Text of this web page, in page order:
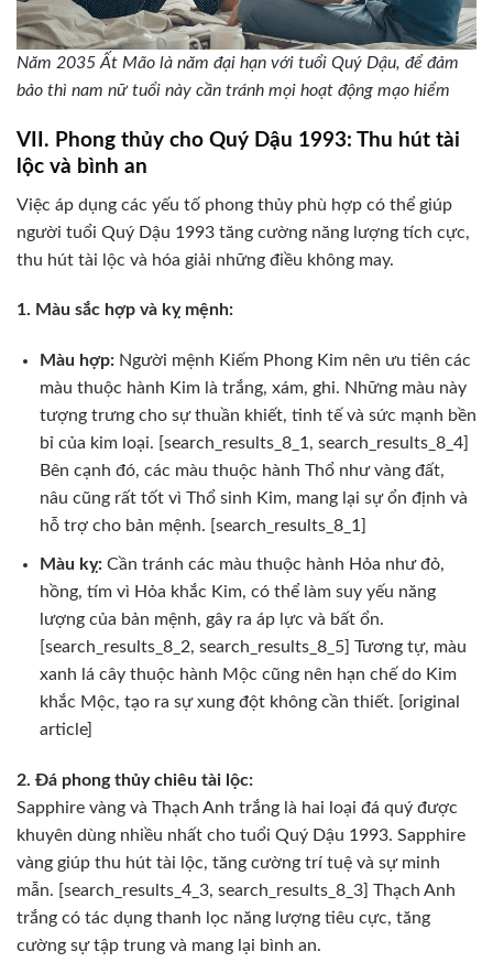
Năm 2035 Ất Mão là năm đại hạn với tuổi Quý Dậu, để đảm
bảo thì nam nữ tuổi này cần tránh mọi hoạt động mạo hiểm
VII. Phong thủy cho Quý Dậu 1993: Thu hút tài
lộc và bình an
Việc áp dụng các yếu tố phong thủy phù hợp có thể giúp
người tuổi Quý Dậu 1993 tăng cường năng lượng tích cực,
thu hút tài lộc và hóa giải những điều không may.
1. Màu sắc hợp và kỵ mệnh:
Màu hợp:Người mệnh Kiếm Phong Kim nên ưu tiên các
màu thuộc hành Kim là trắng, xám, ghi. Những màu này
tượng trưng cho sự thuần khiết, tinh tế và sức mạnh bền
bỉ của kim loại. [search_results_8_1, search_results_8_4]
Bên cạnh đó, các màu thuộc hành Thổ như vàng đất,
nâu cũng rất tốt vì Thổ sinh Kim, mang lại sự ổn định và
hỗ trợ cho bản mệnh. [search_results_8_1]
Màu kỵ:Cần tránh các màu thuộc hành Hỏa như đỏ,
hồng, tím vì Hỏa khắc Kim, có thể làm suy yếu năng
lượng của bản mệnh, gây ra áp lực và bất ổn.
[search_results_8_2, search_results_8_5] Tương tự, màu
xanh lá cây thuộc hành Mộc cũng nên hạn chế do Kim
khắc Mộc, tạo ra sự xung đột không cần thiết. [original
article]
2. Đá phong thủy chiêu tài lộc:
Sapphire vàng và Thạch Anh trắng là hai loại đá quý được
khuyên dùng nhiều nhất cho tuổi Quý Dậu 1993. Sapphire
vàng giúp thu hút tài lộc, tăng cường trí tuệ và sự minh
mẫn. [search_results_4_3, search_results_8_3] Thạch Anh
trắng có tác dụng thanh lọc năng lượng tiêu cực, tăng
cường sự tập trung và mang lại bình an.